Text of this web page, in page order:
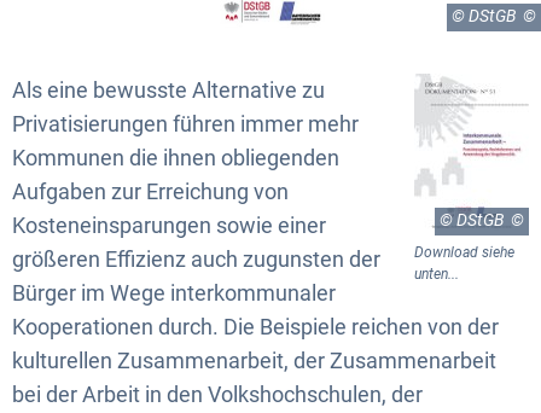
© DStGB
© DStGB
Download siehe
unten...
Als eine bewusste Alternative zu
Privatisierungen führen immer mehr
Kommunen die ihnen obliegenden
Aufgaben zur Erreichung von
Kosteneinsparungen sowie einer
größeren Effizienz auch zugunsten der
Bürger im Wege interkommunaler
Kooperationen durch. Die Beispiele reichen von der
kulturellen Zusammenarbeit, der Zusammenarbeit
bei der Arbeit in den Volkshochschulen, der